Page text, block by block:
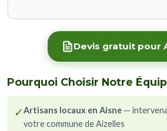
Devis gratuit pour
Pourquoi Choisir Notre
✓Artisans locaux en Aisne —
votre commune de Aizelles